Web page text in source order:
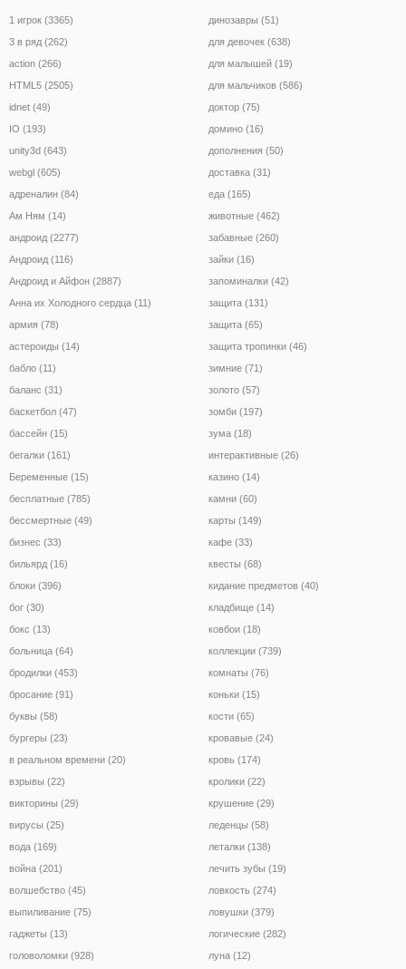
1 игрок (3365)
3 в ряд (262)
action (266)
HTML5 (2505)
idnet (49)
IO (193)
unity3d (643)
webgl (605)
адреналин (84)
Ам Ням (14)
андроид (2277)
Андроид (116)
Андроид и Айфон (2887)
Анна их Холодного сердца (11)
армия (78)
астероиды (14)
бабло (11)
баланс (31)
баскетбол (47)
бассейн (15)
бегалки (161)
Беременные (15)
бесплатные (785)
бессмертные (49)
бизнес (33)
бильярд (16)
блоки (396)
бог (30)
бокс (13)
больница (64)
бродилки (453)
бросание (91)
буквы (58)
бургеры (23)
в реальном времени (20)
взрывы (22)
викторины (29)
вирусы (25)
вода (169)
война (201)
волшебство (45)
выпиливание (75)
гаджеты (13)
головоломки (928)
динозавры (51)
для девочек (638)
для малышей (19)
для мальчиков (586)
доктор (75)
домино (16)
дополнения (50)
доставка (31)
еда (165)
животные (462)
забавные (260)
зайки (16)
запоминалки (42)
защита (131)
защита (65)
защита тропинки (46)
зимние (71)
золото (57)
зомби (197)
зума (18)
интерактивные (26)
казино (14)
камни (60)
карты (149)
кафе (33)
квесты (68)
кидание предметов (40)
кладбище (14)
ковбои (18)
коллекции (739)
комнаты (76)
коньки (15)
кости (65)
кровавые (24)
кровь (174)
кролики (22)
крушение (29)
леденцы (58)
леталки (138)
лечить зубы (19)
ловкость (274)
ловушки (379)
логические (282)
луна (12)